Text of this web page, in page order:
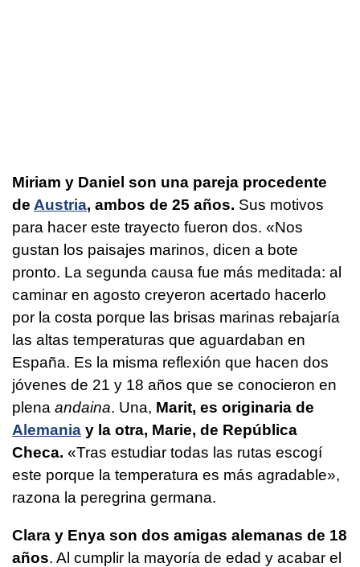
Miriam y Daniel son una pareja procedente
de Austria, ambos de 25 años. Sus motivos
para hacer este trayecto fueron dos. «Nos
gustan los paisajes marinos, dicen a bote
pronto. La segunda causa fue más meditada: al
caminar en agosto creyeron acertado hacerlo
por la costa porque las brisas marinas rebajaría
las altas temperaturas que aguardaban en
España. Es la misma reflexión que hacen dos
jóvenes de 21 y 18 años que se conocieron en
plena andaina. Una, Marit, es originaria de
Alemania y la otra, Marie, de República
Checa. «Tras estudiar todas las rutas escogí
este porque la temperatura es más agradable»,
razona la peregrina germana.
Clara y Enya son dos amigas alemanas de 18
años. Al cumplir la mayoría de edad y acabar el